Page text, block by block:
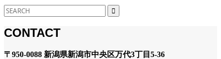
CONTACT
〒950-0088 新潟県新潟市中央区万代3丁目5-36